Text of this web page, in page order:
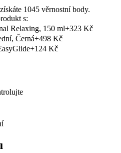
1045 věrnostní body.
s:
Relaxing, 150 ml+323 Kč
Černá+498 Kč
+124 Kč